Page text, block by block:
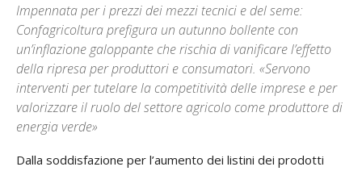
Impennata per i prezzi dei mezzi tecnici e del seme:
Confagricoltura prefigura un autunno bollente con
un’inflazione galoppante che rischia di vanificare l’effetto
della ripresa per produttori e consumatori. «Servono
interventi per tutelare la competitività delle imprese e per
valorizzare il ruolo del settore agricolo come produttore di
energia verde»
Dalla soddisfazione per l’aumento dei listini dei prodotti